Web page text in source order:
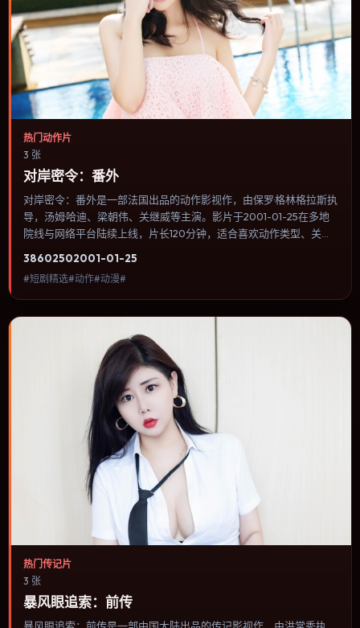
热门动作片
3 张
对岸密令：番外
对岸密令：番外是一部法国出品的动作影视作，由保罗·格林格拉斯执
导，汤姆·哈迪、梁朝伟、关继威等主演。影片于2001-01-25在多地
院线与网络平台陆续上线，片长120分钟，适合喜欢动作类型、关注
节奏与视听语言统一，可作为休闲观影或类型片补片的选择。
38602502001-01-25
#短剧精选#动作#动漫#
热门传记片
3 张
暴风眼追索：前传
暴风眼追索：前传是一部中国大陆出品的传记影视作，由洪常秀执